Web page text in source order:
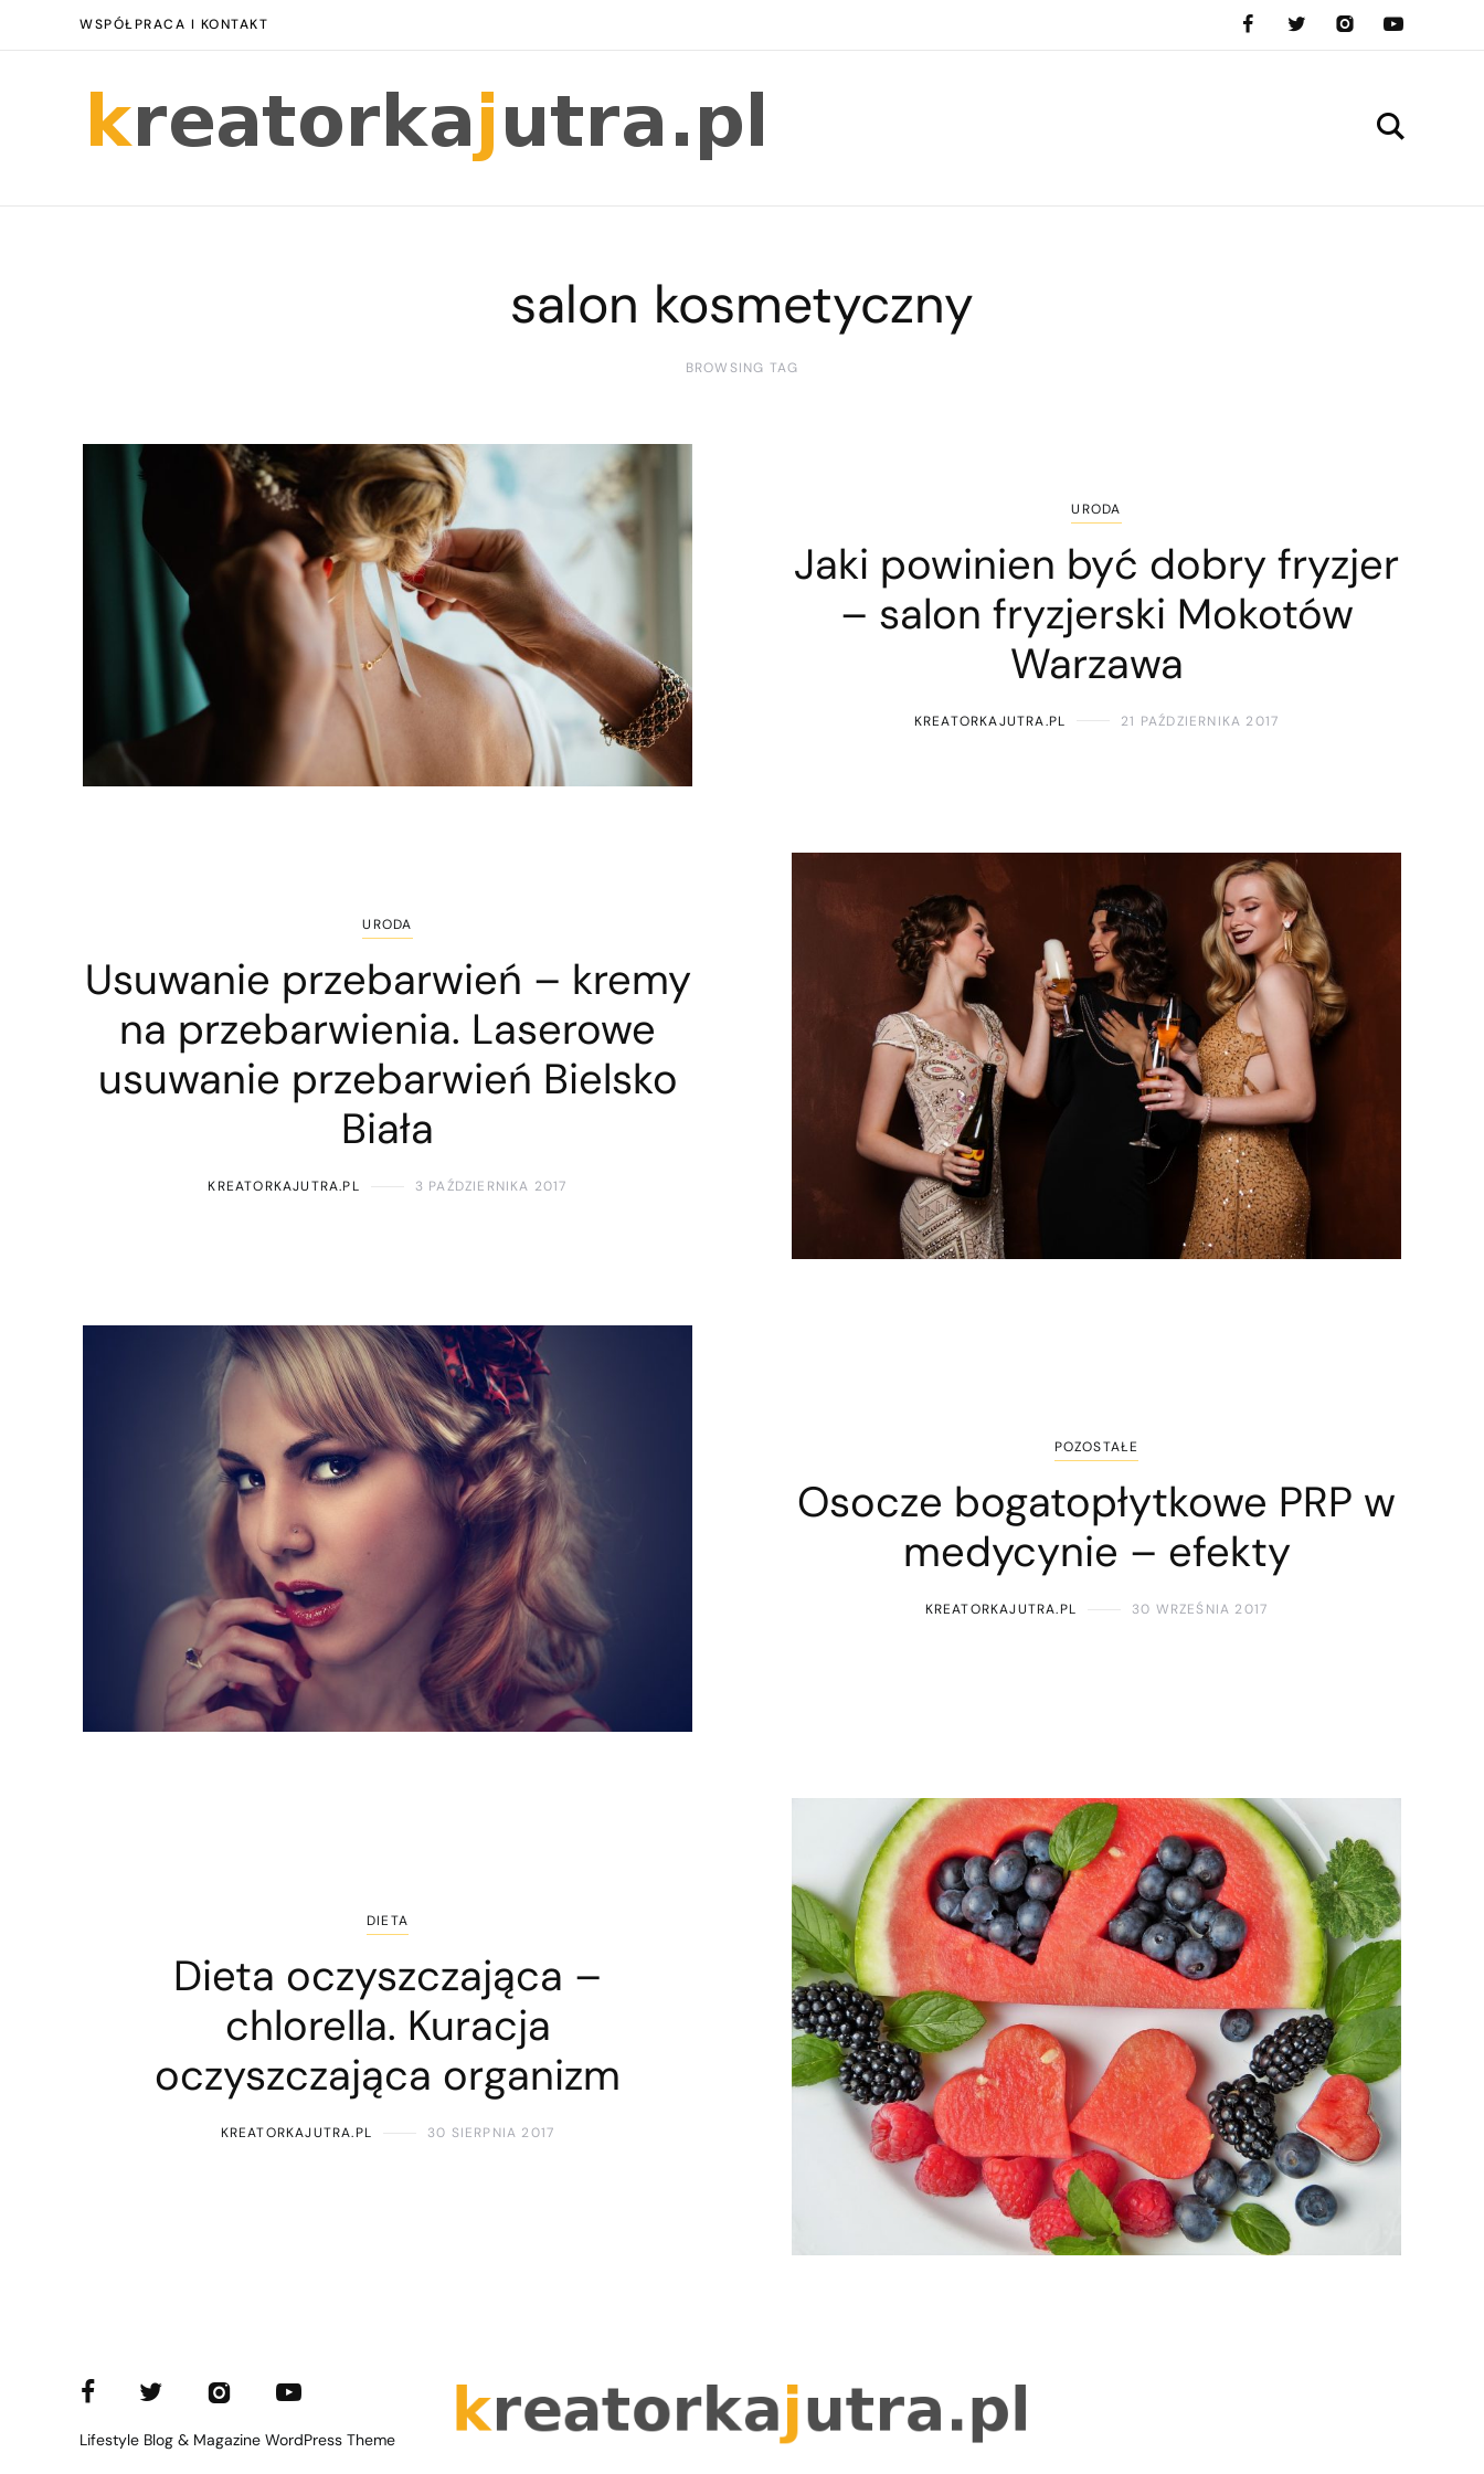
WSPÓŁPRACA I KONTAKT
salon kosmetyczny
BROWSING TAG
URODA
Jaki powinien być dobry fryzjer
– salon fryzjerski Mokotów
Warzawa
KREATORKAJUTRA.PL 21 PAŹDZIERNIKA 2017
URODA
Usuwanie przebarwień – kremy
na przebarwienia. Laserowe
usuwanie przebarwień Bielsko
Biała
KREATORKAJUTRA.PL 3 PAŹDZIERNIKA 2017
POZOSTAŁE
Osocze bogatopłytkowe PRP w
medycynie – efekty
KREATORKAJUTRA.PL 30 WRZEŚNIA 2017
DIETA
Dieta oczyszczająca –
chlorella. Kuracja
oczyszczająca organizm
KREATORKAJUTRA.PL 30 SIERPNIA 2017
Lifestyle Blog & Magazine WordPress Theme